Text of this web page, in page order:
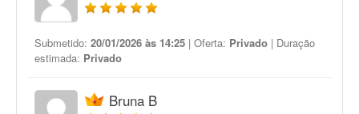
Submetido: 20/01/2026 às 14:25 | Oferta: Privado | Duração
estimada: Privado
Bruna B